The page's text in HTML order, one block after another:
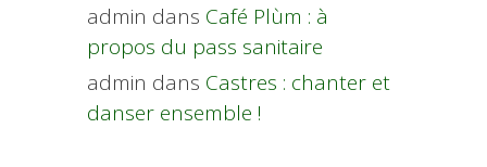
admin dans Café Plùm : à
propos du pass sanitaire
admin dans Castres : chanter et
danser ensemble !